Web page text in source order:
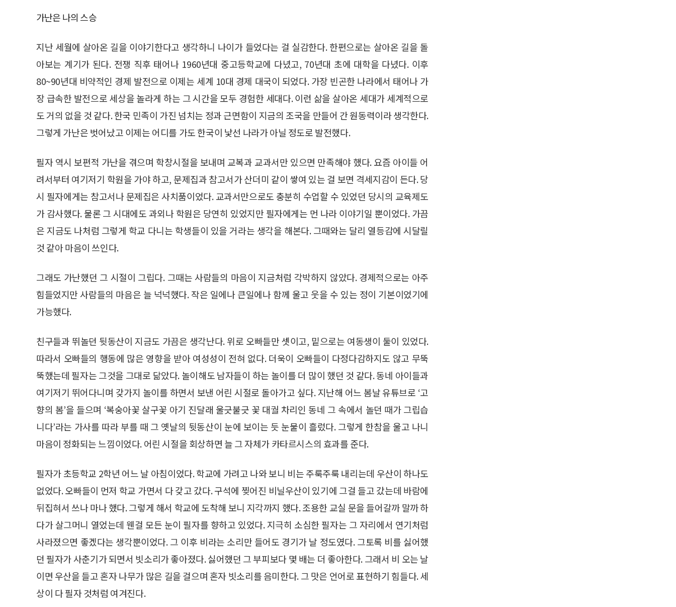
가난은 나의 스승
지난 세월에 살아온 길을 이야기한다고 생각하니 나이가 들었다는 걸 실감한다. 한편으로는 살아온 길을 돌
아보는 계기가 된다. 전쟁 직후 태어나 1960년대 중고등학교에 다녔고, 70년대 초에 대학을 다녔다. 이후
80~90년대 비약적인 경제 발전으로 이제는 세계 10대 경제 대국이 되었다. 가장 빈곤한 나라에서 태어나 가
장 급속한 발전으로 세상을 놀라게 하는 그 시간을 모두 경험한 세대다. 이런 삶을 살아온 세대가 세계적으로
도 거의 없을 것 같다. 한국 민족이 가진 넘치는 정과 근면함이 지금의 조국을 만들어 간 원동력이라 생각한다.
그렇게 가난은 벗어났고 이제는 어디를 가도 한국이 낯선 나라가 아닐 정도로 발전했다.
필자 역시 보편적 가난을 겪으며 학창시절을 보내며 교복과 교과서만 있으면 만족해야 했다. 요즘 아이들 어
려서부터 여기저기 학원을 가야 하고, 문제집과 참고서가 산더미 같이 쌓여 있는 걸 보면 격세지감이 든다. 당
시 필자에게는 참고서나 문제집은 사치품이었다. 교과서만으로도 충분히 수업할 수 있었던 당시의 교육제도
가 감사했다. 물론 그 시대에도 과외나 학원은 당연히 있었지만 필자에게는 먼 나라 이야기일 뿐이었다. 가끔
은 지금도 나처럼 그렇게 학교 다니는 학생들이 있을 거라는 생각을 해본다. 그때와는 달리 열등감에 시달릴
것 같아 마음이 쓰인다.
그래도 가난했던 그 시절이 그립다. 그때는 사람들의 마음이 지금처럼 각박하지 않았다. 경제적으로는 아주
힘들었지만 사람들의 마음은 늘 넉넉했다. 작은 일에나 큰일에나 함께 울고 웃을 수 있는 정이 기본이었기에
가능했다.
친구들과 뛰놀던 뒷동산이 지금도 가끔은 생각난다. 위로 오빠들만 셋이고, 밑으로는 여동생이 둘이 있었다.
따라서 오빠들의 행동에 많은 영향을 받아 여성성이 전혀 없다. 더욱이 오빠들이 다정다감하지도 않고 무뚝
뚝했는데 필자는 그것을 그대로 닮았다. 놀이해도 남자들이 하는 놀이를 더 많이 했던 것 같다. 동네 아이들과
여기저기 뛰어다니며 갖가지 놀이를 하면서 보낸 어린 시절로 돌아가고 싶다. 지난해 어느 봄날 유튜브로 ‘고
향의 봄’을 들으며 ‘복숭아꽃 살구꽃 아기 진달래 울긋불긋 꽃 대궐 차리인 동네 그 속에서 놀던 때가 그립습
니다’라는 가사를 따라 부를 때 그 옛날의 뒷동산이 눈에 보이는 듯 눈물이 흘렀다. 그렇게 한참을 울고 나니
마음이 정화되는 느낌이었다. 어린 시절을 회상하면 늘 그 자체가 카타르시스의 효과를 준다.
필자가 초등학교 2학년 어느 날 아침이었다. 학교에 가려고 나와 보니 비는 주룩주룩 내리는데 우산이 하나도
없었다. 오빠들이 먼저 학교 가면서 다 갖고 갔다. 구석에 찢어진 비닐우산이 있기에 그걸 들고 갔는데 바람에
뒤집혀서 쓰나 마나 했다. 그렇게 해서 학교에 도착해 보니 지각까지 했다. 조용한 교실 문을 들어갈까 말까 하
다가 살그머니 열었는데 웬걸 모든 눈이 필자를 향하고 있었다. 지극히 소심한 필자는 그 자리에서 연기처럼
사라졌으면 좋겠다는 생각뿐이었다. 그 이후 비라는 소리만 들어도 경기가 날 정도였다. 그토록 비를 싫어했
던 필자가 사춘기가 되면서 빗소리가 좋아졌다. 싫어했던 그 부피보다 몇 배는 더 좋아한다. 그래서 비 오는 날
이면 우산을 들고 혼자 나무가 많은 길을 걸으며 혼자 빗소리를 음미한다. 그 맛은 언어로 표현하기 힘들다. 세
상이 다 필자 것처럼 여겨진다.